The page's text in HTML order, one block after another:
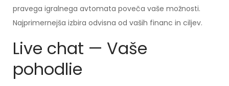
pravega igralnega avtomata poveča vaše možnosti.
Najprimernejša izbira odvisna od vaših financ in ciljev.
Live chat — Vaše
pohodlie